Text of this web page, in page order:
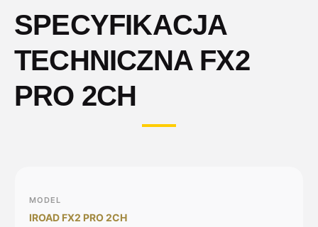
SPECYFIKACJA
TECHNICZNA FX2
PRO 2CH
MODEL
IROAD FX2 PRO 2CH